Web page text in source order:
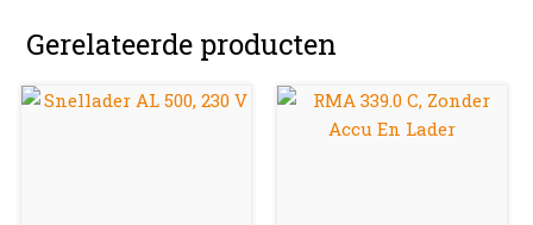
Gerelateerde producten